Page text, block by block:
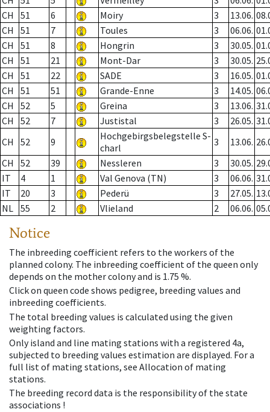
CH
51 6 Moiry 3 13.06.
CH
51 7 Toules 3 06.06.
CH
51 8 Hongrin 3 30.05.
CH
51 21 Mont-Dar 3 30.05.
CH
51 22 SADE 3 16.05.
CH
51 51 Grande-Enne 3 14.05.
CH
52 5 Greina 3 13.06.
CH
52 7 Justistal 3 26.05.
CH
52 9
Hochgebirgsbelegstelle S-
charl
3 13.06.
CH
52 39 Nessleren 3 30.05.
IT
4 1 Val Genova (TN) 3 06.06.
IT
20 3 Pederü 3 27.05.
NL 55 2 Vlieland 2 06.06.
Notice
The inbreeding coefficient refers to the workers of the
planned colony. The inbreeding coefficient of the queen only
depends on the mother colony and is 1.75 %.
Click on queen code shows pedigree, breeding values and
inbreeding coefficients.
The total breeding values is calculated using the given
weighting factors.
Only island and line mating stations with a registered 4a,
subjected to breeding values estimation are displayed. For a
full list of mating stations, see Allocation of mating
stations.
The breeding record data is the responsibility of the state
associations !